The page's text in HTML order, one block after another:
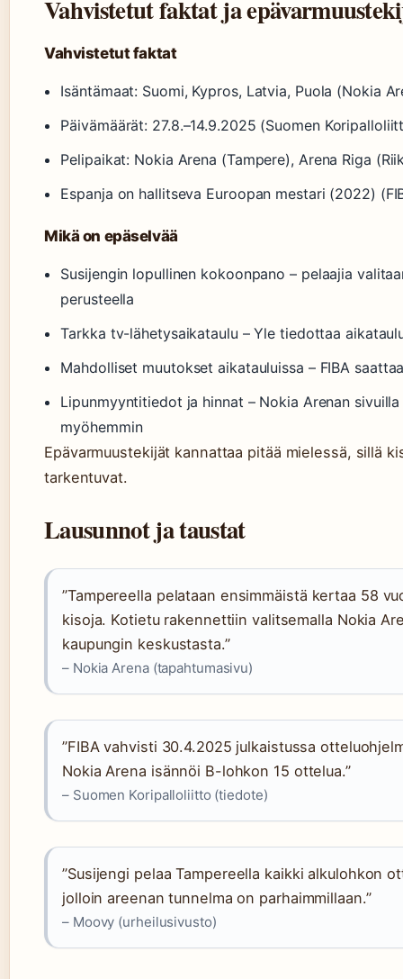
Vahvistetut faktat ja
Vahvistetut faktat
Isäntämaat: Suomi, Kypros, Latvia, Puola (Nokia
Päivämäärät: 27.8.–14.9.2025 (Suomen
Pelipaikat: Nokia Arena (Tampere), Arena Riga
Espanja on hallitseva Euroopan mestari (2022)
Mikä on epäselvää
Susijengin lopullinen kokoonpano – pelaajia
perusteella
Tarkka tv-lähetysaikataulu – Yle tiedottaa
Mahdolliset muutokset aikatauluissa – FIBA
Lipunmyyntitiedot ja hinnat – Nokia Arenan
myöhemmin
Epävarmuustekijät kannattaa pitää mielessä, sillä
tarkentuvat.
Lausunnot ja taustat
”Tampereella pelataan ensimmäistä kertaa 58
kisoja. Kotietu rakennettiin valitsemalla Nokia
kaupungin keskustasta.”
– Nokia Arena (tapahtumasivu)
”FIBA vahvisti 30.4.2025 julkaistussa
Nokia Arena isännöi B-lohkon 15 ottelua.”
– Suomen Koripalloliitto (tiedote)
”Susijengi pelaa Tampereella kaikki alkulohkon
jolloin areenan tunnelma on parhaimmillaan.”
– Moovy (urheilusivusto)